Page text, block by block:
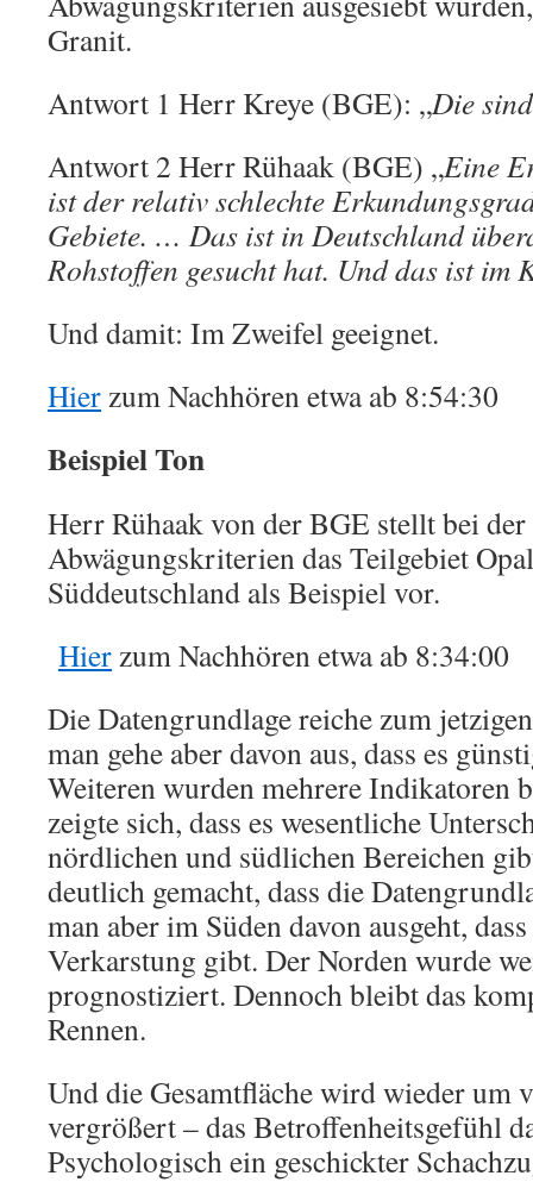
Granit.
Antwort 1 Herr Kreye (BGE): „Die
Antwort 2 Herr Rühaak (BGE) „Eine
ist der relativ schlechte
Gebiete. … Das ist in Deutschland
Rohstoffen gesucht hat. Und das ist im
Und damit: Im Zweifel geeignet.
Hierzum Nachhören etwa ab 8:54:30
Beispiel Ton
Herr Rühaak von der BGE stellt bei
Abwägungskriterien das Teilgebiet
Süddeutschland als Beispiel vor.
Hierzum Nachhören etwa ab 8:34:00
Die Datengrundlage reiche zum
man gehe aber davon aus, dass es
Weiteren wurden mehrere Indikatoren
zeigte sich, dass es wesentliche
nördlichen und südlichen Bereichen
deutlich gemacht, dass die
man aber im Süden davon ausgeht,
Verkarstung gibt. Der Norden wurde
prognostiziert. Dennoch bleibt das
Rennen.
Und die Gesamtfläche wird wieder um
vergrößert – das Betroffenheitsgefühl
Psychologisch ein geschickter